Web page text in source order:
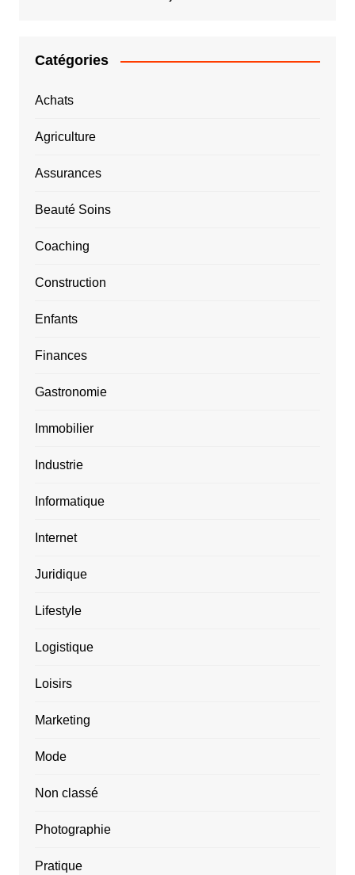
Catégories
Achats
Agriculture
Assurances
Beauté Soins
Coaching
Construction
Enfants
Finances
Gastronomie
Immobilier
Industrie
Informatique
Internet
Juridique
Lifestyle
Logistique
Loisirs
Marketing
Mode
Non classé
Photographie
Pratique